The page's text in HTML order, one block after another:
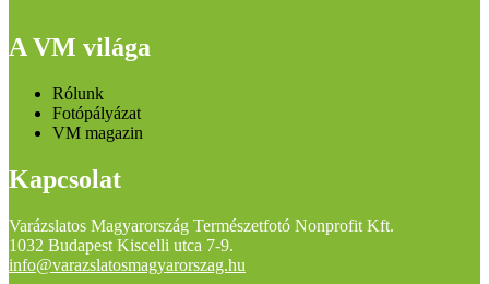
A VM világa
Rólunk
Fotópályázat
VM magazin
Kapcsolat
Varázslatos Magyarország Természetfotó Nonprofit Kft.
1032 Budapest Kiscelli utca 7-9.
info@varazslatosmagyarorszag.hu